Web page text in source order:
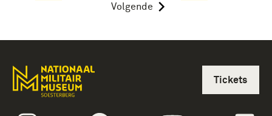
Volgende
Tickets